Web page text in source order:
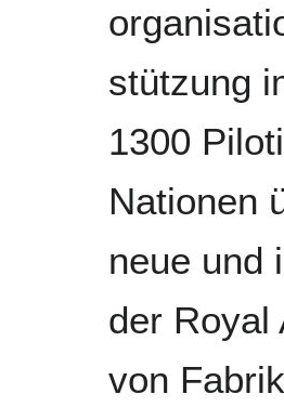
stüt­zung
1300
Natio­nen
neue und
der Royal
von